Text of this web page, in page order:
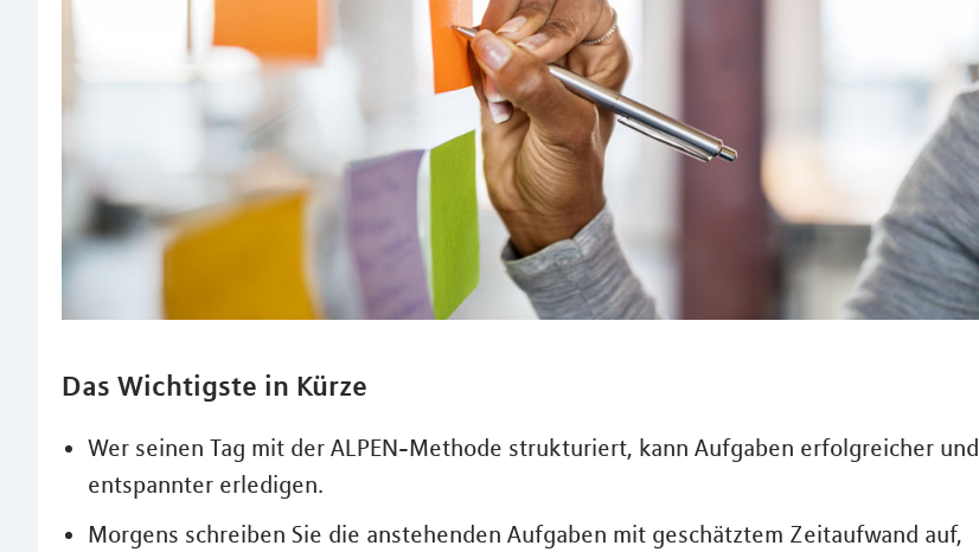
Das Wichtigste in Kürze
Wer seinen Tag mit der ALPEN-Methode strukturiert, kann Aufgaben erfolgreicher und
entspannter erledigen.
Morgens schreiben Sie die anstehenden Aufgaben mit geschätztem Zeitaufwand auf,